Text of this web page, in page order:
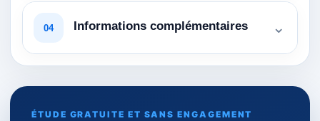
04 Informations complémentaires ⌄
ÉTUDE GRATUITE ET SANS ENGAGEMENT